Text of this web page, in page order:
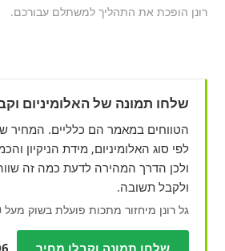
רונן הופכת את התהליך למשתלם עבורכם.
שלחו תמונה של האלומיניום
הטווחים במאמר הם כלליים. המחיר
לפי סוג האלומיניום, מידת הניקיון
ולכן הדרך המהירה לדעת כמה זה
ולקבל תשובה.
גל רונן מיחזור מתכות פועלת בשוק מעל 20 שנה.
שלחו תמונה וקבלו מחיר